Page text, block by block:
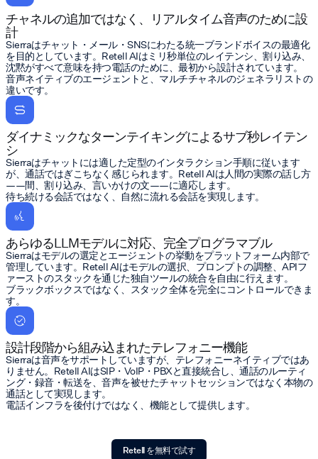
チャネルの追加ではなく、リアルタイム音声のために設
計
Sierraはチャット・メール・SNSにわたる統一ブランドボイスの最適化
を目的としています。Retell AIはミリ秒単位のレイテンシ、割り込み、
沈黙がすべて意味を持つ電話のために、最初から設計されています。
音声ネイティブのエージェントと、マルチチャネルのジェネラリストの
違いです。
ダイナミックなターンテイキングによるサブ秒レイテン
シ
Sierraはチャットには適した定型のインタラクション手順に従います
が、通話ではぎこちなく感じられます。Retell AIは人間の実際の話し方
——間、割り込み、言いかけの文——に適応します。
待ち続ける会話ではなく、自然に流れる会話を実現します。
あらゆるLLMモデルに対応、完全プログラマブル
Sierraはモデルの選定とエージェントの挙動をプラットフォーム内部で
管理しています。Retell AIはモデルの選択、プロンプトの調整、APIフ
ァーストのスタックを通じた独自ツールの統合を自由に行えます。
ブラックボックスではなく、スタック全体を完全にコントロールできま
す。
設計段階から組み込まれたテレフォニー機能
Sierraは音声をサポートしていますが、テレフォニーネイティブではあ
りません。Retell AIはSIP・VoIP・PBXと直接統合し、通話のルーティ
ング・録音・転送を、音声を被せたチャットセッションではなく本物の
通話として実現します。
電話インフラを後付けではなく、機能として提供します。
Retell を無料で試す